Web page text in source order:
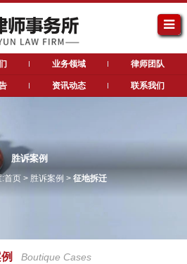
业务领域 律师团队
资讯动态 联系我们
胜诉案例
:首页> 胜诉案例 > 征地拆迁
Boutique Cases